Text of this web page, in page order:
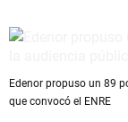
Edenor propuso un 89
que convocó el ENRE